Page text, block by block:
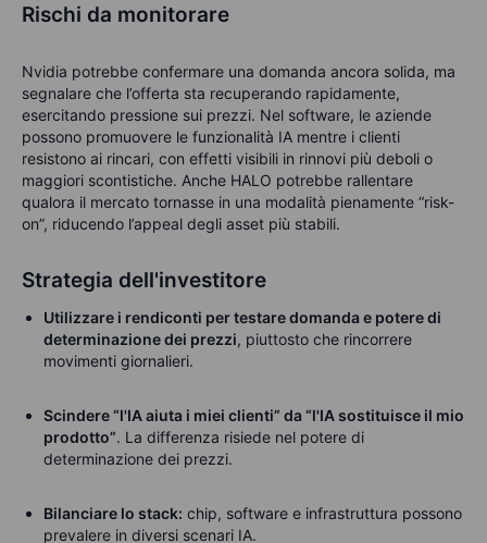
Rischi da monitorare
Nvidia potrebbe confermare una domanda ancora solida, ma
segnalare che l’offerta sta recuperando rapidamente,
esercitando pressione sui prezzi. Nel software, le aziende
possono promuovere le funzionalità IA mentre i clienti
resistono ai rincari, con effetti visibili in rinnovi più deboli o
maggiori scontistiche. Anche HALO potrebbe rallentare
qualora il mercato tornasse in una modalità pienamente “risk-
on”, riducendo l’appeal degli asset più stabili.
Strategia dell'investitore
Utilizzare i rendiconti per testare domanda e potere di
determinazione dei prezzi, piuttosto che rincorrere
movimenti giornalieri.
Scindere “l'IA aiuta i miei clienti” da “l'IA sostituisce il mio
prodotto”. La differenza risiede nel potere di
determinazione dei prezzi.
Bilanciare lo stack: chip, software e infrastruttura possono
prevalere in diversi scenari IA.